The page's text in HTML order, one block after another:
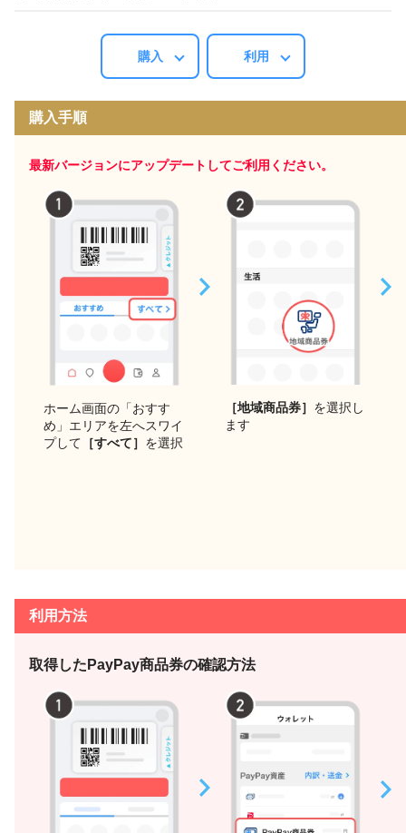
購入 利用
購入手順
最新バージョンにアップデートしてご利用ください。
ホーム画面の「おすす
め」エリアを左へスワイ
プして ［すべて］ を選択
［地域商品券］ を選択し
ます
利用方法
取得したPayPay商品券の確認方法